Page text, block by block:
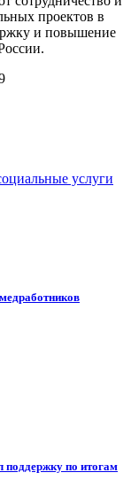
проектов в
и повышение
услуги
поддержку по итогам